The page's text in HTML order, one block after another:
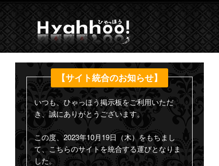
【サイト統合のお知らせ】
いつも、ひゃっほう掲示板をご利用いただ
き、誠にありがとうございます。
この度、2023年10月19日（木）をもちまし
て、こちらのサイトを統合する運びとなりま
した。